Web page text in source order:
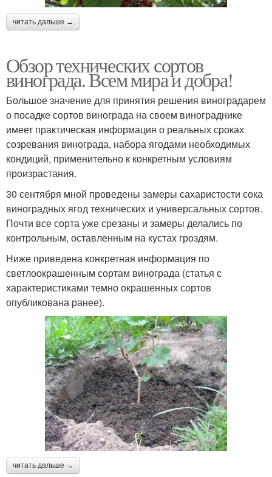
читать дальше →
Обзор технических сортов
винограда. Всем мира и добра!
Большое значение для принятия решения виноградарем
о посадке сортов винограда на своем винограднике
имеет практическая информация о реальных сроках
созревания винограда, набора ягодами необходимых
кондиций, применительно к конкретным условиям
произрастания.
30 сентября мной проведены замеры сахаристости сока
виноградных ягод технических и универсальных сортов.
Почти все сорта уже срезаны и замеры делались по
контрольным, оставленным на кустах гроздям.
Ниже приведена конкретная информация по
светлоокрашенным сортам винограда (статья с
характеристиками темно окрашенных сортов
опубликована ранее).
читать дальше →